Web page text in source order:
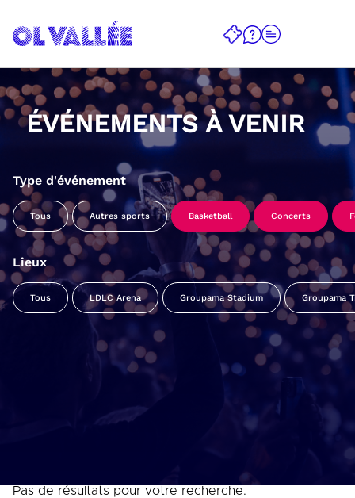
ÉVÉNEMENTS À VENIR
Type d'événement
Tous Autres sports Basketball Concerts
Lieux
Tous LDLC Arena Groupama Stadium Groupama
Pas de résultats pour votre recherche.